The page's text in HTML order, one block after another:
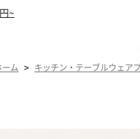
~
ム > キッチン・テーブルウェア